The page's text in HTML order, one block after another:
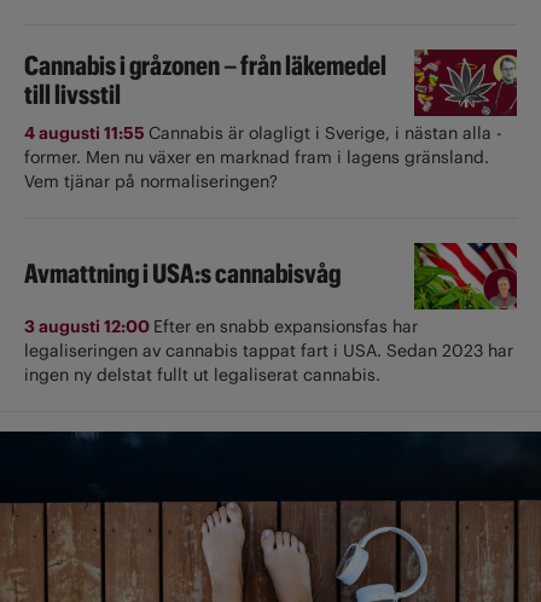
Cannabis i gråzonen – från läkemedel
till livsstil
4 augusti 11:55 Cannabis är olagligt i ­Sverige, i nästan alla ­
former. Men nu växer en marknad fram i lagens gränsland.
Vem tjänar på normaliseringen?
Avmattning i USA:s cannabisvåg
3 augusti 12:00 Efter en snabb expansionsfas har
legaliseringen av cannabis tappat fart i USA. Sedan 2023 har
ingen ny delstat fullt ut ­legaliserat cannabis.